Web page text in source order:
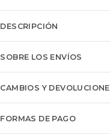
DESCRIPCIÓN
SOBRE LOS ENVÍOS
CAMBIOS Y
FORMAS DE PAGO